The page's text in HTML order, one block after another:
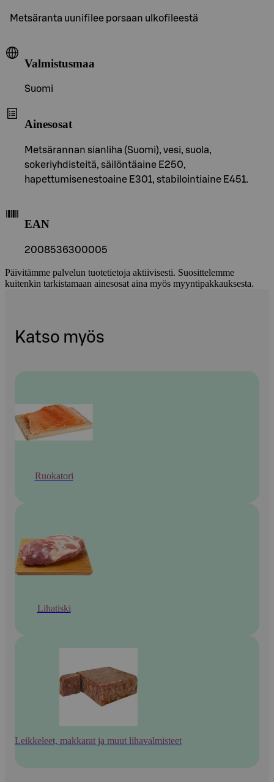
Metsäranta uunifilee porsaan ulkofileestä
Valmistusmaa
Suomi
Ainesosat
Metsärannan sianliha (Suomi), vesi, suola,
sokeriyhdisteitä, säilöntäaine E250,
hapettumisenestoaine E301, stabilointiaine E451.
EAN
2008536300005
Päivitämme palvelun tuotetietoja aktiivisesti. Suosittelemme
kuitenkin tarkistamaan ainesosat aina myös myyntipakkauksesta.
Katso myös
Ruokatori
Lihatiski
Leikkeleet, makkarat ja muut lihavalmisteet